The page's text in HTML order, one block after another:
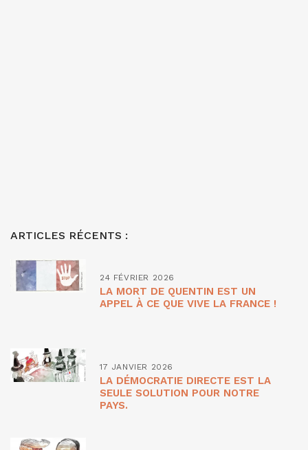
ARTICLES RÉCENTS :
24 FÉVRIER 2026
LA MORT DE QUENTIN EST UN
APPEL À CE QUE VIVE LA FRANCE !
17 JANVIER 2026
LA DÉMOCRATIE DIRECTE EST LA
SEULE SOLUTION POUR NOTRE
PAYS.